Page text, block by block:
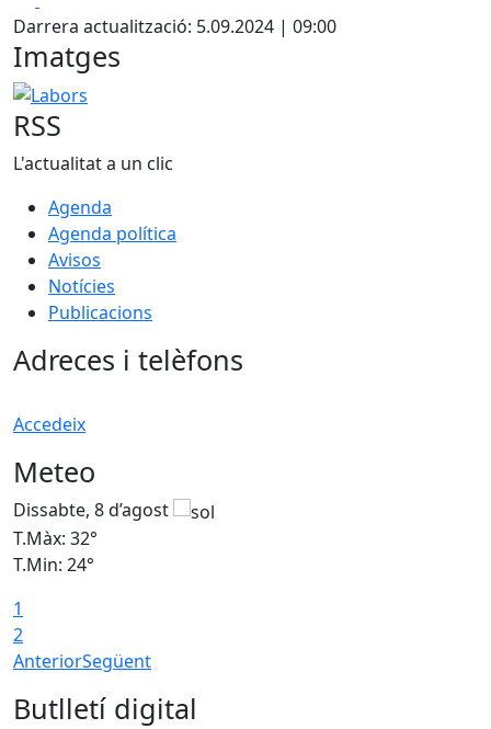
+
−
Darrera actualització: 5.09.2024 | 09:00
Imatges
Labors
RSS
L'actualitat a un clic
Agenda
Agenda política
Avisos
Notícies
Publicacions
Adreces i telèfons
Accedeix
Meteo
Dissabte, 8 d’agost
T.Màx: 32°
T.Min: 24°
1
2
AnteriorSegüent
Butlletí digital